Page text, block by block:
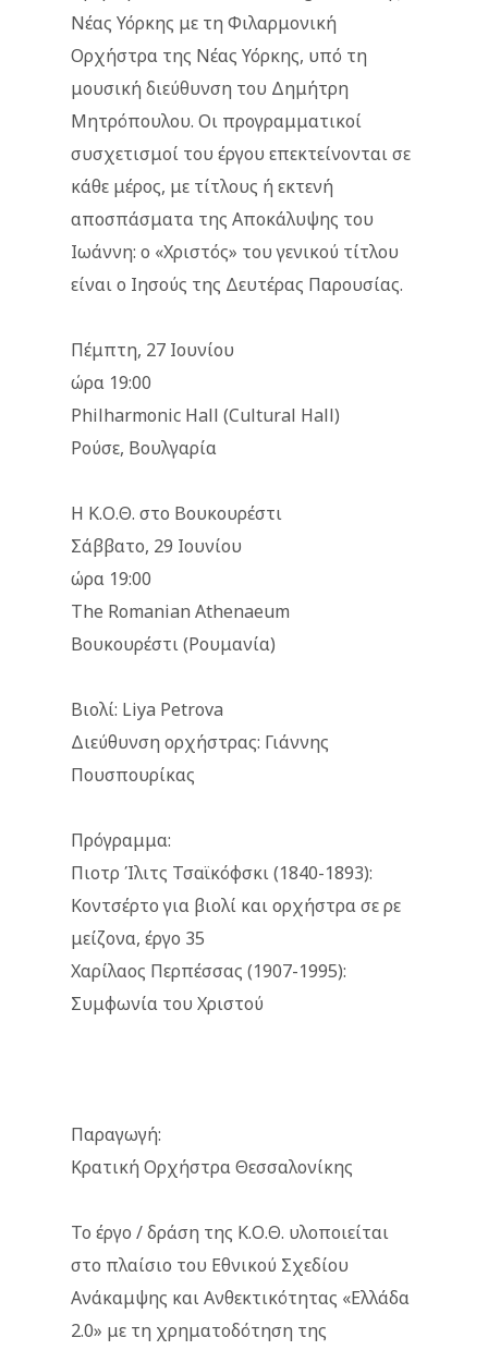
Νέας Υόρκης με τη Φιλαρμονική
Ορχήστρα της Νέας Υόρκης, υπό τη
μουσική διεύθυνση του Δημήτρη
Μητρόπουλου. Οι προγραμματικοί
συσχετισμοί του έργου επεκτείνονται σε
κάθε μέρος, με τίτλους ή εκτενή
αποσπάσματα της Αποκάλυψης του
Ιωάννη: o «Χριστός» του γενικού τίτλου
είναι ο Ιησούς της Δευτέρας Παρουσίας.
Πέμπτη, 27 Ιουνίου
ώρα 19:00
Philharmonic Hall (Cultural Hall)
Ρούσε, Βουλγαρία
Η Κ.Ο.Θ. στο Βουκουρέστι
Σάββατο, 29 Ιουνίου
ώρα 19:00
The Romanian Athenaeum
Βουκουρέστι (Ρουμανία)
Βιολί: Liya Petrova
Διεύθυνση ορχήστρας: Γιάννης
Πουσπουρίκας
Πρόγραμμα:
Πιοτρ Ίλιτς Τσαϊκόφσκι (1840-1893):
Κοντσέρτο για βιολί και ορχήστρα σε ρε
μείζονα, έργο 35
Χαρίλαος Περπέσσας (1907-1995):
Συμφωνία του Χριστού
Παραγωγή:
Κρατική Ορχήστρα Θεσσαλονίκης
Το έργο / δράση της Κ.Ο.Θ. υλοποιείται
στο πλαίσιο του Εθνικού Σχεδίου
Ανάκαμψης και Ανθεκτικότητας «Ελλάδα
2.0» με τη χρηματοδότηση της